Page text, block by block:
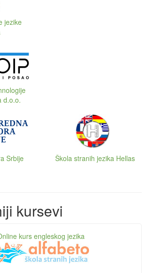
jezike
d.o.o.
Srbije Škola stranih jezika Hellas
kursevi
kurs engleskog jezika